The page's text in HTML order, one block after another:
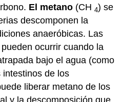
El metano (CH 4) se
descomponen la
anaeróbicas. Las
ocurrir cuando la
bajo el agua (como
de los
liberar metano de los